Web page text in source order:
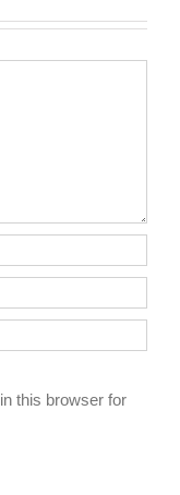
this browser for